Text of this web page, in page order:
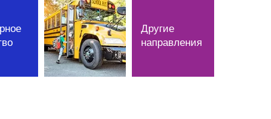
Другие
направления